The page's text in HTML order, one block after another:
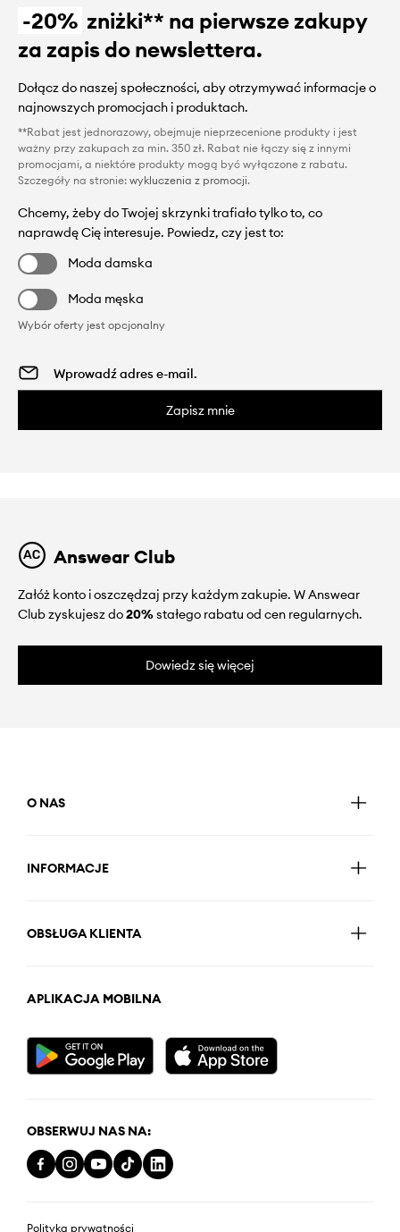
-20% zniżki** na pierwsze zakupy
za zapis do newslettera.
Dołącz do naszej społeczności, aby otrzymywać informacje o
najnowszych promocjach i produktach.
**Rabat jest jednorazowy, obejmuje nieprzecenione produkty i jest
ważny przy zakupach za min. 350 zł. Rabat nie łączy się z innymi
promocjami, a niektóre produkty mogą być wyłączone z rabatu.
Szczegóły na stronie: wykluczenia z promocji.
Chcemy, żeby do Twojej skrzynki trafiało tylko to, co
naprawdę Cię interesuje. Powiedz, czy jest to:
Moda damska
Moda męska
Wybór oferty jest opcjonalny
Zapisz mnie
Answear Club
Załóż konto i oszczędzaj przy każdym zakupie. W Answear
Club zyskujesz do20%stałego rabatu od cen regularnych.
Dowiedz się więcej
O NAS
INFORMACJE
OBSŁUGA KLIENTA
APLIKACJA MOBILNA
OBSERWUJ NAS NA:
Polityka prywatności